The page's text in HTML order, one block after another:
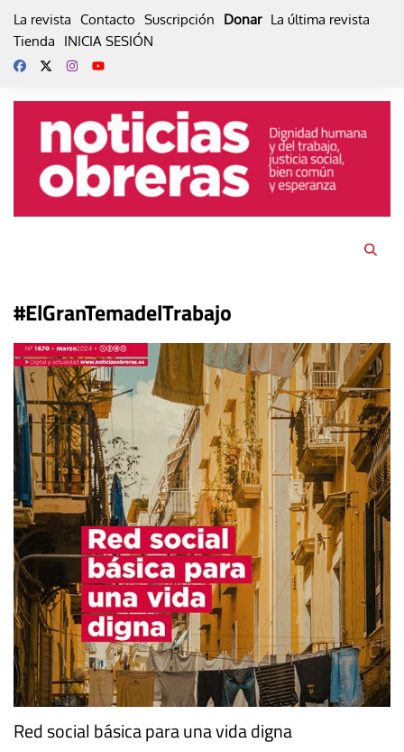
La revista Contacto Suscripción Donar La última revista
Tienda
INICIA SESIÓN
#ElGranTemadelTrabajo
Red social básica para una vida digna